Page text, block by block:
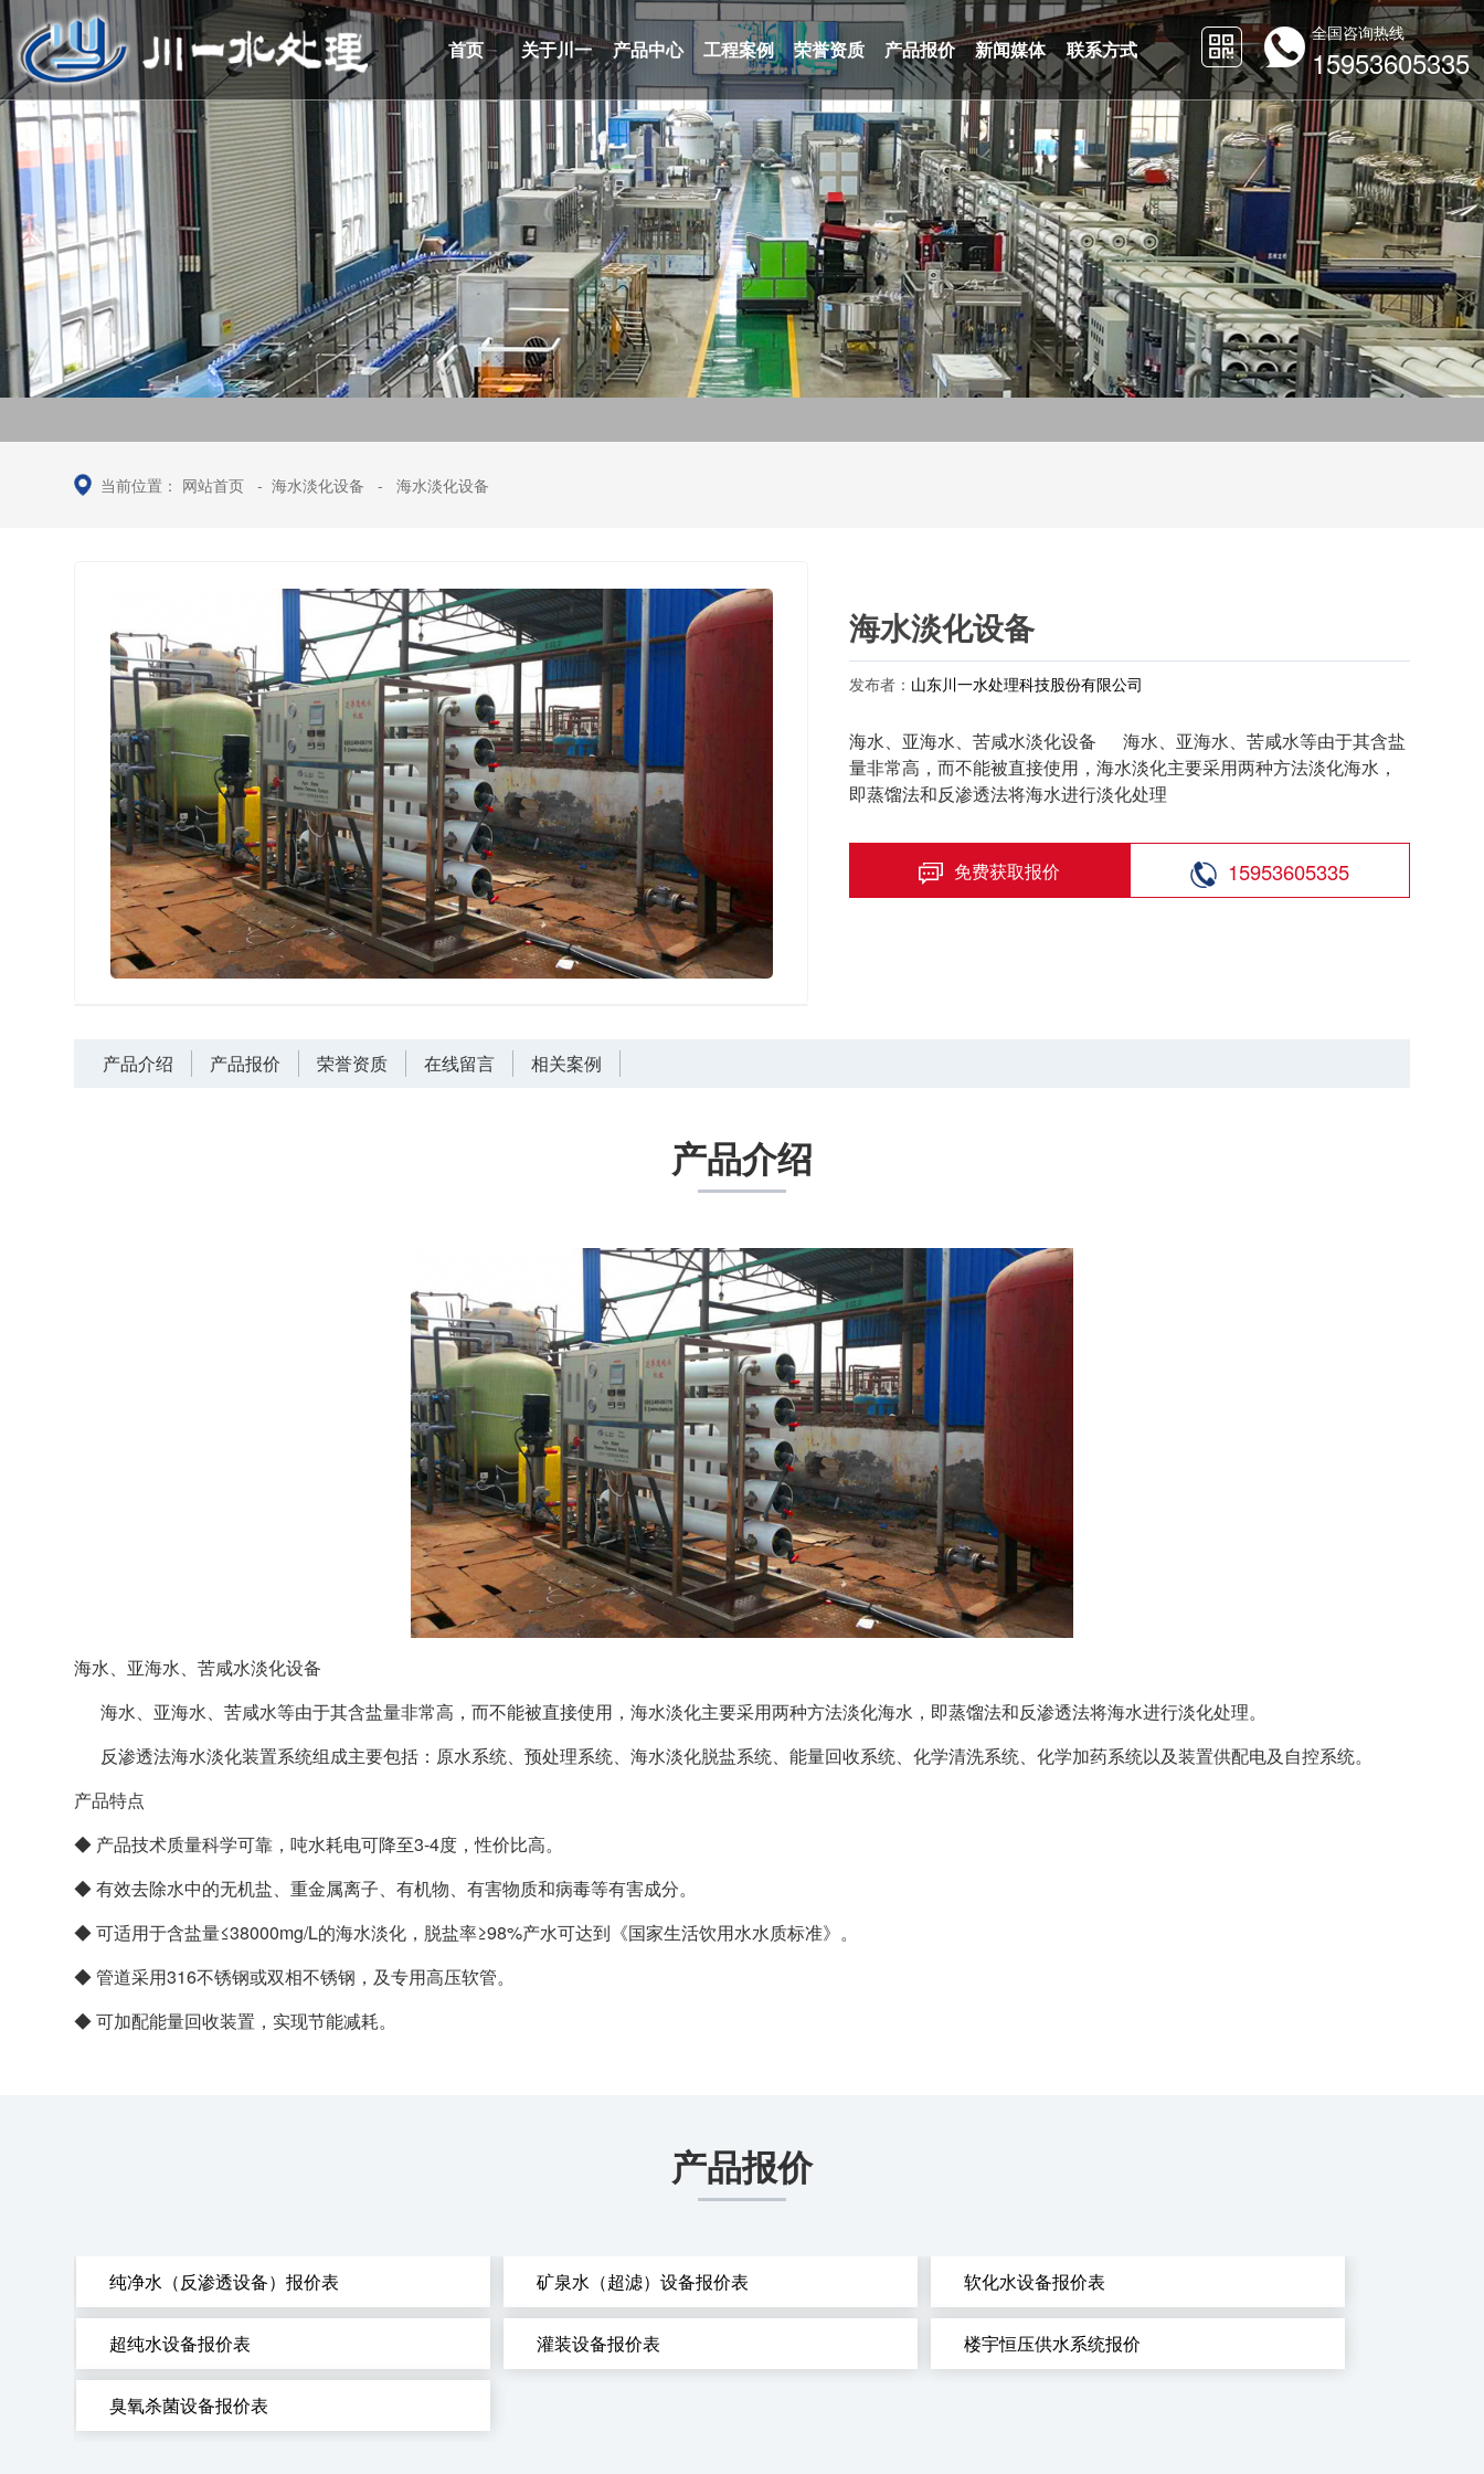
首页 关于川一 产品中心 工程案例 荣誉资质 产品报价 新闻媒体 联系方式
全国咨询热线
15953605335
当前位置： 网站首页 -海水淡化设备 -海水淡化设备
海水淡化设备
发布者： 山东川一水处理科技股份有限公司
海水、亚海水、苦咸水淡化设备 海水、亚海水、苦咸水等由于其含盐
量非常高，而不能被直接使用，海水淡化主要采用两种方法淡化海水，
即蒸馏法和反渗透法将海水进行淡化处理
免费获取报价 15953605335
产品介绍 产品报价 荣誉资质 在线留言 相关案例
产品介绍
海水、亚海水、苦咸水淡化设备
海水、亚海水、苦咸水等由于其含盐量非常高，而不能被直接使用，海水淡化主要采用两种方法淡化海水，即蒸馏法和反渗透法将海水进行淡化处理。
反渗透法海水淡化装置系统组成主要包括：原水系统、预处理系统、海水淡化脱盐系统、能量回收系统、化学清洗系统、化学加药系统以及装置供配电及自控系统。
产品特点
◆ 产品技术质量科学可靠，吨水耗电可降至3-4度，性价比高。
◆ 有效去除水中的无机盐、重金属离子、有机物、有害物质和病毒等有害成分。
◆ 可适用于含盐量≤38000mg/L的海水淡化，脱盐率≥98%产水可达到《国家生活饮用水水质标准》。
◆ 管道采用316不锈钢或双相不锈钢，及专用高压软管。
◆ 可加配能量回收装置，实现节能减耗。
产品报价
纯净水（反渗透设备）报价表 矿泉水（超滤）设备报价表 软化水设备报价表
超纯水设备报价表 灌装设备报价表 楼宇恒压供水系统报价
臭氧杀菌设备报价表